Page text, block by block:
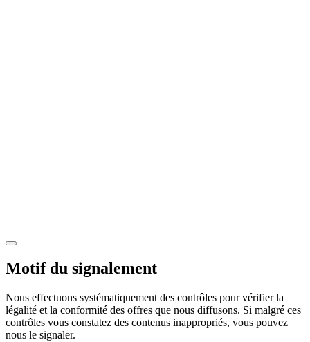
Motif du signalement
Nous effectuons systématiquement des contrôles pour vérifier la
légalité et la conformité des offres que nous diffusons. Si malgré ces
contrôles vous constatez des contenus inappropriés, vous pouvez
nous le signaler.